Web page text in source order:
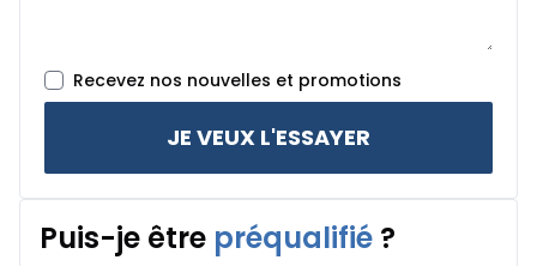
Recevez nos nouvelles et promotions
JE VEUX L'ESSAYER
Puis-je être préqualifié ?